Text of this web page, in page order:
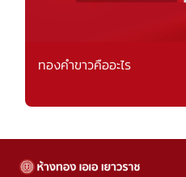
ทองคำขาวคืออะไร